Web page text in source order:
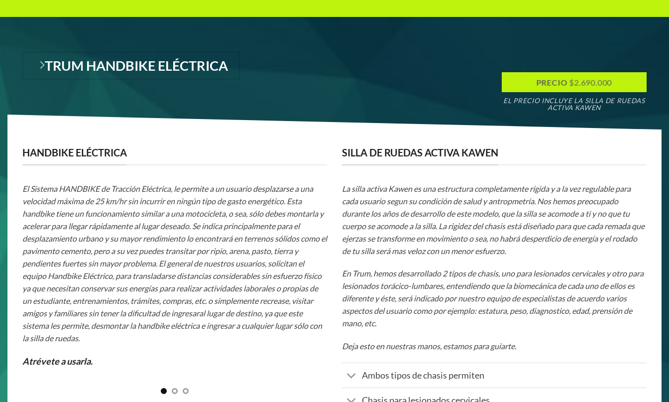
TRUM HANDBIKE ELÉCTRICA
PRECIO $2.690.000
EL PRECIO INCLUYE LA SILLA DE RUEDAS
ACTIVA KAWEN
HANDBIKE ELÉCTRICA
El Sistema HANDBIKE de Tracción Eléctrica, le permite a un usuario desplazarse a una
velocidad máxima de 25 km/hr sin incurrir en ningún tipo de gasto energético. Esta
handbike tiene un funcionamiento similar a una motocicleta, o sea, sólo debes montarla y
acelerar para llegar rápidamente al lugar deseado. Se indica principalmente para el
desplazamiento urbano y su mayor rendimiento lo encontrará en terrenos sólidos como el
pavimento cemento, pero a su vez puedes transitar por ripio, arena, pasto, tierra y
pendientes fuertes sin mayor problema. El general de nuestros usuarios, solicitan el
equipo Handbike Eléctrico, para transladarse distancias considerables sin esfuerzo físico
ya que necesitan conservar sus energías para realizar actividades laborales o propias de
un estudiante, entrenamientos, trámites, compras, etc. o simplemente recrease, visitar
amigos y familiares sin tener la dificultad de ingresaral lugar de destino, ya que este
sistema les permite, desmontar la handbike eléctrica e ingresar a cualquier lugar sólo con
la silla de ruedas.
Atrévete a usarla.
SILLA DE RUEDAS ACTIVA KAWEN
La silla activa Kawen es una estructura completamente rígida y a la vez regulable para
cada usuario segun su condición de salud y antropmetría. Nos hemos preocupado
durante los años de desarrollo de este modelo, que la silla se acomode a ti y no que tu
cuerpo se acomode a la silla. La rigidez del chasis está diseñado para que cada remada que
ejerzas se transforme en movimiento o sea, no habrá desperdicio de energía y el rodado
de tu silla será mas veloz con un menor esfuerzo.
En Trum, hemos desarrollado 2 tipos de chasis, uno para lesionados cervicales y otro para
lesionados torácico-lumbares, entendiendo que la biomecánica de cada uno de ellos es
diferente y éste, será indicado por nuestro equipo de especialistas de acuerdo varios
aspectos del usuario como por ejemplo: estatura, peso, diagnostico, edad, prensión de
mano, etc.
Deja esto en nuestras manos, estamos para guiarte.
Ambos tipos de chasis permiten